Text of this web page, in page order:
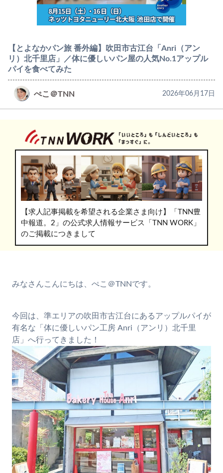
【とよなかパン旅 番外編】吹田市古江台「Anri（アン
リ）北千里店」／体に優しいパン屋の人気No.1アップル
パイを食べてみた
ぺこ＠TNN 2026年06月17日
【求人記事掲載を希望される企業さま向け】「TNN豊
中報道。2」の公式求人情報サービス「TNN WORK」
のご掲載につきまして
みなさんこんにちは、ぺこ＠TNNです。
今回は、準エリアの吹田市古江台にあるアップルパイが
有名な「体に優しいパン工房 Anri（アンリ）北千里
店」へ行ってきました！